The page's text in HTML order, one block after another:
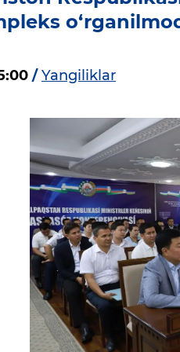
/ Yangiliklar